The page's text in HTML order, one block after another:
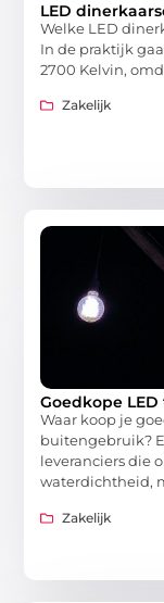
LED
Welke LED
In de praktijk
2700 Kelvin,
Zakelijk
Goedkope
Waar koop je
buitengebruik?
leveranciers die
waterdichtheid,
Zakelijk